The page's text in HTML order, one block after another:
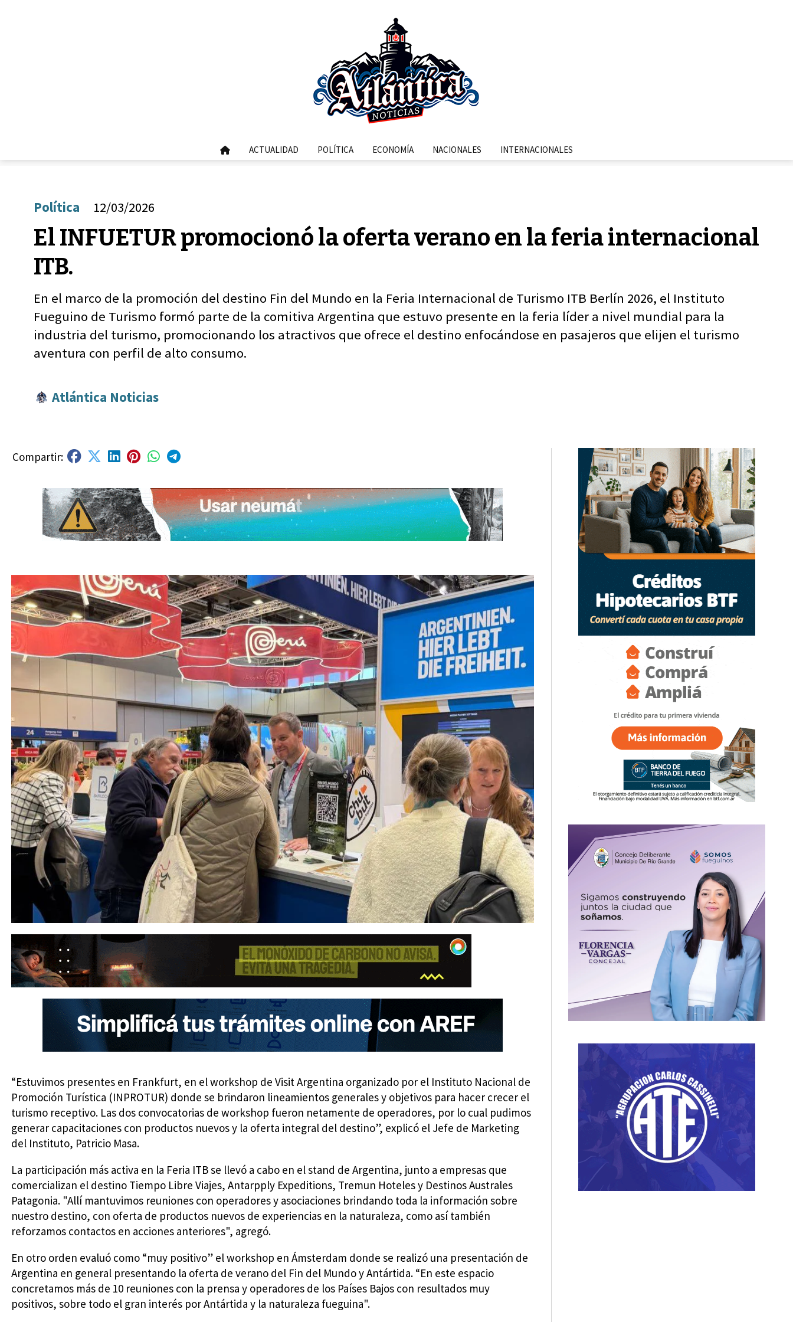
ACTUALIDAD POLÍTICA ECONOMÍA NACIONALES INTERNACIONALES
El INFUETUR promocionó la oferta verano en la feria internacional
ITB.
En el marco de la promoción del destino Fin del Mundo en la Feria Internacional de Turismo ITB Berlín 2026, el Instituto
Fueguino de Turismo formó parte de la comitiva Argentina que estuvo presente en la feria líder a nivel mundial para la
industria del turismo, promocionando los atractivos que ofrece el destino enfocándose en pasajeros que elijen el turismo
aventura con perfil de alto consumo.
Política 12/03/2026
Atlántica Noticias
“Estuvimos presentes en Frankfurt, en el workshop de Visit Argentina organizado por el Instituto Nacional de
Promoción Turística (INPROTUR) donde se brindaron lineamientos generales y objetivos para hacer crecer el
turismo receptivo. Las dos convocatorias de workshop fueron netamente de operadores, por lo cual pudimos
generar capacitaciones con productos nuevos y la oferta integral del destino”, explicó el Jefe de Marketing
del Instituto, Patricio Masa.
La participación más activa en la Feria ITB se llevó a cabo en el stand de Argentina, junto a empresas que
comercializan el destino Tiempo Libre Viajes, Antarpply Expeditions, Tremun Hoteles y Destinos Australes
Patagonia. "Allí mantuvimos reuniones con operadores y asociaciones brindando toda la información sobre
nuestro destino, con oferta de productos nuevos de experiencias en la naturaleza, como así también
reforzamos contactos en acciones anteriores", agregó.
En otro orden evaluó como “muy positivo” el workshop en Ámsterdam donde se realizó una presentación de
Argentina en general presentando la oferta de verano del Fin del Mundo y Antártida. “En este espacio
concretamos más de 10 reuniones con la prensa y operadores de los Países Bajos con resultados muy
positivos, sobre todo el gran interés por Antártida y la naturaleza fueguina".